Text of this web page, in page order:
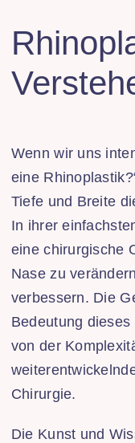
Wenn wir uns
eine
Tiefe und Breite
In ihrer
eine chirurgische
Nase zu
verbessern. Die
Bedeutung
von der
Chirurgie.
Die Kunst und